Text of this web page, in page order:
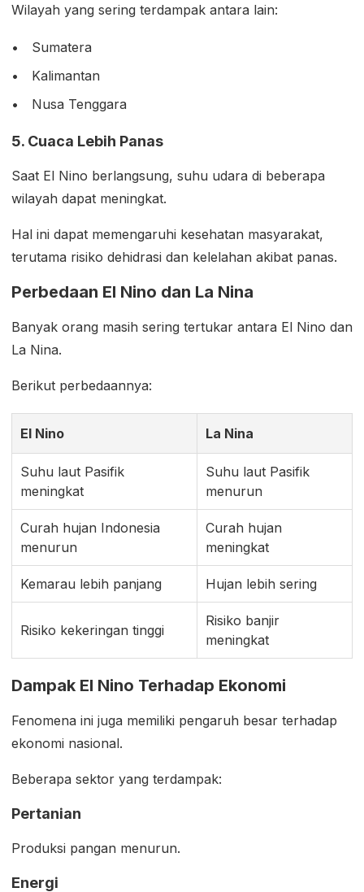
Wilayah yang sering terdampak antara lain:
Sumatera
Kalimantan
Nusa Tenggara
5. Cuaca Lebih Panas
Saat El Nino berlangsung, suhu udara di beberapa
wilayah dapat meningkat.
Hal ini dapat memengaruhi kesehatan masyarakat,
terutama risiko dehidrasi dan kelelahan akibat panas.
Perbedaan El Nino dan La Nina
Banyak orang masih sering tertukar antara El Nino dan
La Nina.
Berikut perbedaannya:
El Nino La Nina
Suhu laut Pasifik
meningkat
Suhu laut Pasifik
menurun
Curah hujan Indonesia
menurun
Curah hujan
meningkat
Kemarau lebih panjang Hujan lebih sering
Risiko kekeringan tinggi
Risiko banjir
meningkat
Dampak El Nino Terhadap Ekonomi
Fenomena ini juga memiliki pengaruh besar terhadap
ekonomi nasional.
Beberapa sektor yang terdampak:
Pertanian
Produksi pangan menurun.
Energi